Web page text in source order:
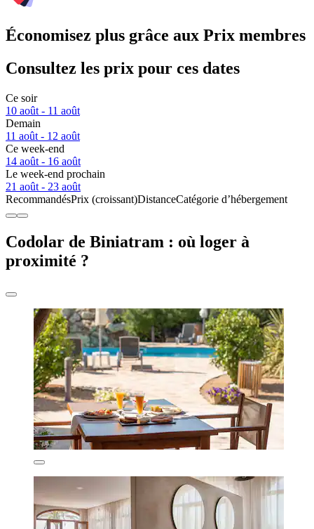
Économisez plus grâce aux Prix membres
Consultez les prix pour ces dates
Ce soir
10 août - 11 août
Demain
11 août - 12 août
Ce week-end
14 août - 16 août
Le week-end prochain
21 août - 23 août
RecommandésPrix (croissant)DistanceCatégorie d’hébergement
Codolar de Biniatram : où loger à
proximité ?